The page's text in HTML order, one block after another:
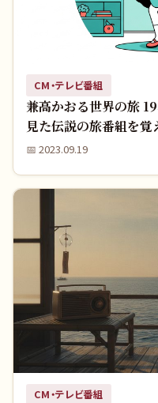
CM・テレビ番組
兼高かおる世界の旅
見た伝説の旅番組を覚
📅 2023.09.19
CM・テレビ番組